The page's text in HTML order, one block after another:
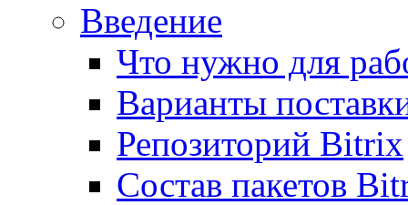
Введение
Что нужно для
Варианты
Репозиторий Bitrix
Состав пакетов